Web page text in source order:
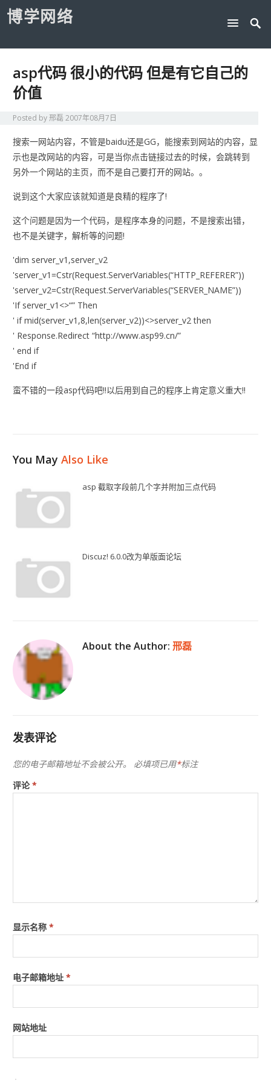
博学网络
asp代码 很小的代码 但是有它自己的
价值
Posted by邢磊2007年08月7日
搜索一网站内容，不管是baidu还是GG，能搜索到网站的内容，显
示也是改网站的内容，可是当你点击链接过去的时候，会跳转到
另外一个网站的主页，而不是自己要打开的网站。。
说到这个大家应该就知道是良精的程序了!
这个问题是因为一个代码，是程序本身的问题，不是搜索出错，
也不是关键字，解析等的问题!
'dim server_v1,server_v2
'server_v1=Cstr(Request.ServerVariables(“HTTP_REFERER”))
'server_v2=Cstr(Request.ServerVariables(“SERVER_NAME”))
'If server_v1<>“” Then
' if mid(server_v1,8,len(server_v2))<>server_v2 then
' Response.Redirect “http://www.asp99.cn/”
' end if
'End if
蛮不错的一段asp代码吧!!以后用到自己的程序上肯定意义重大!!
You MayAlso Like
asp 截取字段前几个字并附加三点代码
Discuz! 6.0.0改为单版面论坛
About the Author:邢磊
发表评论
您的电子邮箱地址不会被公开。 必填项已用*标注
评论*
显示名称*
电子邮箱地址*
网站地址